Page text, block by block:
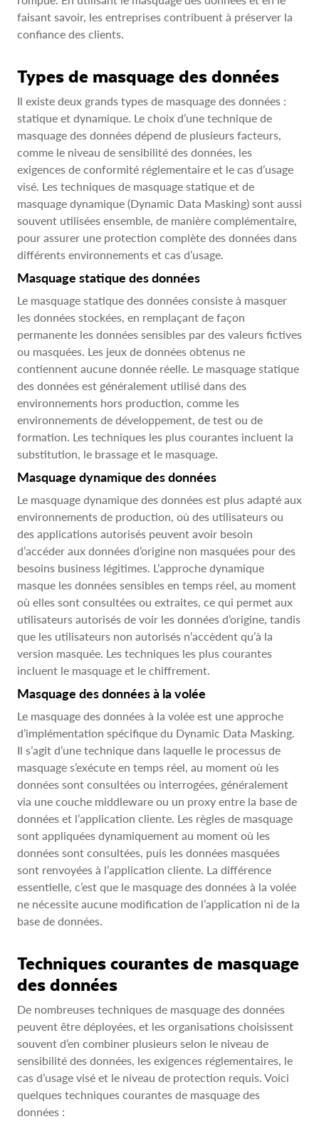
faisant savoir, les entreprises contribuent à préserver la
confiance des clients.
Types de masquage des données
Il existe deux grands types de masquage des données :
statique et dynamique. Le choix d’une technique de
masquage des données dépend de plusieurs facteurs,
comme le niveau de sensibilité des données, les
exigences de conformité réglementaire et le cas d’usage
visé. Les techniques de masquage statique et de
masquage dynamique (Dynamic Data Masking) sont aussi
souvent utilisées ensemble, de manière complémentaire,
pour assurer une protection complète des données dans
différents environnements et cas d’usage.
Masquage statique des données
Le masquage statique des données consiste à masquer
les données stockées, en remplaçant de façon
permanente les données sensibles par des valeurs fictives
ou masquées. Les jeux de données obtenus ne
contiennent aucune donnée réelle. Le masquage statique
des données est généralement utilisé dans des
environnements hors production, comme les
environnements de développement, de test ou de
formation. Les techniques les plus courantes incluent la
substitution, le brassage et le masquage.
Masquage dynamique des données
Le masquage dynamique des données est plus adapté aux
environnements de production, où des utilisateurs ou
des applications autorisés peuvent avoir besoin
d’accéder aux données d’origine non masquées pour des
besoins business légitimes. L’approche dynamique
masque les données sensibles en temps réel, au moment
où elles sont consultées ou extraites, ce qui permet aux
utilisateurs autorisés de voir les données d’origine, tandis
que les utilisateurs non autorisés n’accèdent qu’à la
version masquée. Les techniques les plus courantes
incluent le masquage et le chiffrement.
Masquage des données à la volée
Le masquage des données à la volée est une approche
d’implémentation spécifique du Dynamic Data Masking.
Il s’agit d’une technique dans laquelle le processus de
masquage s’exécute en temps réel, au moment où les
données sont consultées ou interrogées, généralement
via une couche middleware ou un proxy entre la base de
données et l’application cliente. Les règles de masquage
sont appliquées dynamiquement au moment où les
données sont consultées, puis les données masquées
sont renvoyées à l’application cliente. La différence
essentielle, c’est que le masquage des données à la volée
ne nécessite aucune modification de l’application ni de la
base de données.
Techniques courantes de masquage
des données
De nombreuses techniques de masquage des données
peuvent être déployées, et les organisations choisissent
souvent d’en combiner plusieurs selon le niveau de
sensibilité des données, les exigences réglementaires, le
cas d’usage visé et le niveau de protection requis. Voici
quelques techniques courantes de masquage des
données :